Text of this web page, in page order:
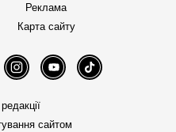
Реклама
Карта сайту
InstagramYouTube TikTok
сайтом